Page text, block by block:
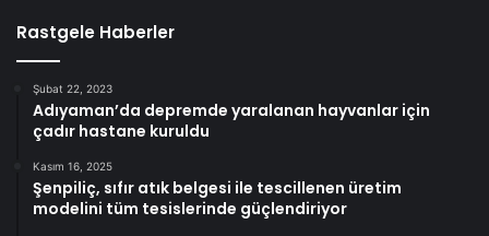
Rastgele Haberler
Şubat 22, 2023
Adıyaman’da depremde yaralanan hayvanlar için
çadır hastane kuruldu
Kasım 16, 2025
Şenpiliç, sıfır atık belgesi ile tescillenen üretim
modelini tüm tesislerinde güçlendiriyor